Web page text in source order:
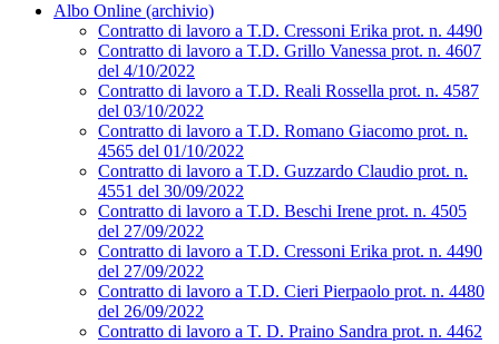
Albo Online (archivio)
Contratto di lavoro a T.D. Cressoni Erika prot. n. 4490
Contratto di lavoro a T.D. Grillo Vanessa prot. n. 4607
del 4/10/2022
Contratto di lavoro a T.D. Reali Rossella prot. n. 4587
del 03/10/2022
Contratto di lavoro a T.D. Romano Giacomo prot. n.
4565 del 01/10/2022
Contratto di lavoro a T.D. Guzzardo Claudio prot. n.
4551 del 30/09/2022
Contratto di lavoro a T.D. Beschi Irene prot. n. 4505
del 27/09/2022
Contratto di lavoro a T.D. Cressoni Erika prot. n. 4490
del 27/09/2022
Contratto di lavoro a T.D. Cieri Pierpaolo prot. n. 4480
del 26/09/2022
Contratto di lavoro a T. D. Praino Sandra prot. n. 4462